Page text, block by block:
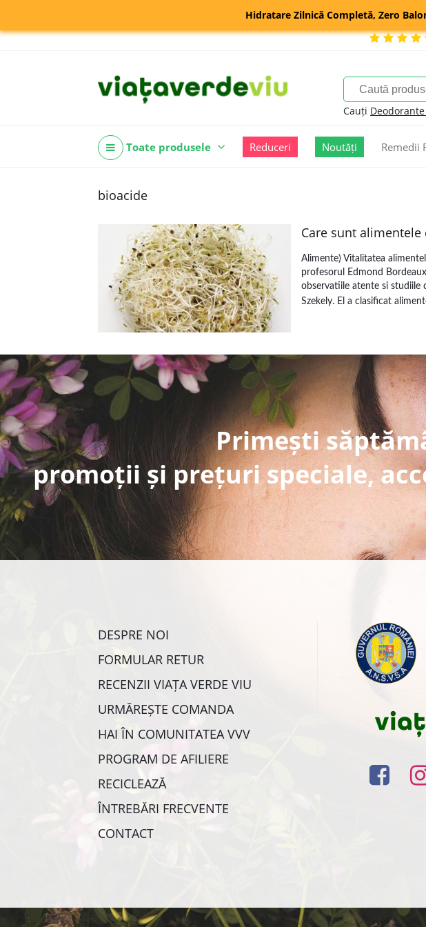
Hidratare Zilnică Completă, Zero
Cauți
Toate produsele Reduceri Noutăți Remedii
bioacide
Care sunt
Alimente) Vitalitatea
profesorul Edmond
observatiile atente si studiile
Szekely. El a clasificat
Primești
promoții și prețuri speciale,
DESPRE NOI
FORMULAR RETUR
RECENZII VIAȚA VERDE VIU
URMĂREȘTE COMANDA
HAI ÎN COMUNITATEA VVV
PROGRAM DE AFILIERE
RECICLEAZĂ
ÎNTREBĂRI FRECVENTE
CONTACT